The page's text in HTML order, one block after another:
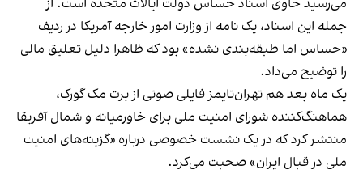
جمله این اسناد، یک نامه از وزارت امور خارجه آمریکا در ردیف
«حساس اما طبقه‌بندی نشده» بود که ظاهرا دلیل تعلیق مالی
را توضیح می‌داد.
یک ماه بعد هم تهران‌تایمز فایلی صوتی از برت مک گورک،
هماهنگ‌کننده شورای امنیت ملی برای خاورمیانه و شمال آفریقا
منتشر کرد که در یک نشست خصوصی درباره «گزینه‌های امنیت
ملی در قبال ایران» صحبت می‌کرد.